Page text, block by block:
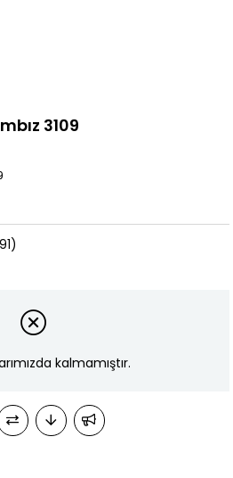
3109
kalmamıştır.